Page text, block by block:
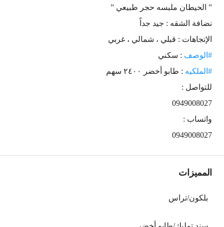
” الحيطان ملبسه حجر طبيعي ”
نضافة الشقه : جيد جداً
الإتجاهات : قبلي ، شمالي ، غربي
#الوصف : سكني
#الملكيه : طابو أخضر ٢٤٠٠ سهم
للتواصل :
0949008027
واتساب :
0949008027
المميزات
بلكون/تراس